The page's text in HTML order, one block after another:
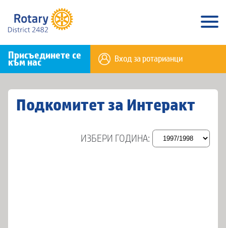
Присъединете се
към нас Вход за ротарианци
Подкомитет за Интеракт
ИЗБЕРИ ГОДИНА: